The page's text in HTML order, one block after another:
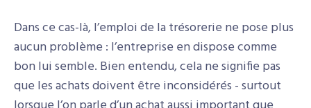
Dans ce cas-là, l’emploi de la trésorerie ne pose plus
aucun problème : l’entreprise en dispose comme
bon lui semble. Bien entendu, cela ne signifie pas
que les achats doivent être inconsidérés - surtout